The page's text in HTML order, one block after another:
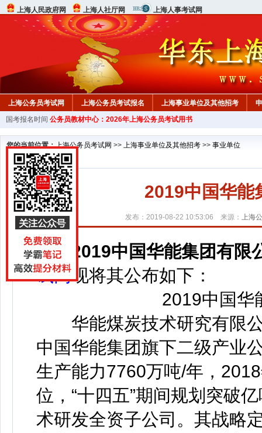
上海人民政府网 上海人社厅网 上海人事考试网
上海公务员考试网 上海公务员考试报名 上海事业单位及其他招考
国考报名时间 公务员教材中心：2026年上海公务员考试用书
您的当前位置：上海公务员考试网 >> 上海事业单位及其他招考 >> 事业单位
2019中国华能
发布：2019-08-22 10:53:06 来源： 上海
2019中国华能集团有限
试网现将其公布如下：
2019中国华
华能煤炭技术研究有限公
中国华能集团旗下二级产业
生产能力7760万吨/年，
位，“十四五”期间规划突破
术研发全资子公司。其战略